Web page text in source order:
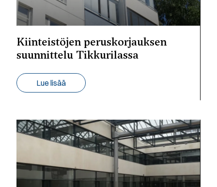
Kiinteistöjen peruskorjauksen
suunnittelu Tikkurilassa
Lue lisää